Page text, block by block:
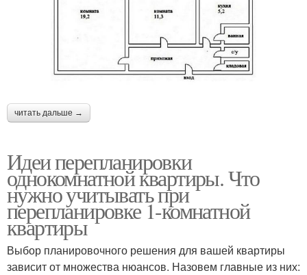
читать дальше →
Идеи перепланировки
однокомнатной квартиры. Что
нужно учитывать при
перепланировке 1-комнатной
квартиры
Выбор планировочного решения для вашей квартиры
зависит от множества нюансов. Назовем главные из них: